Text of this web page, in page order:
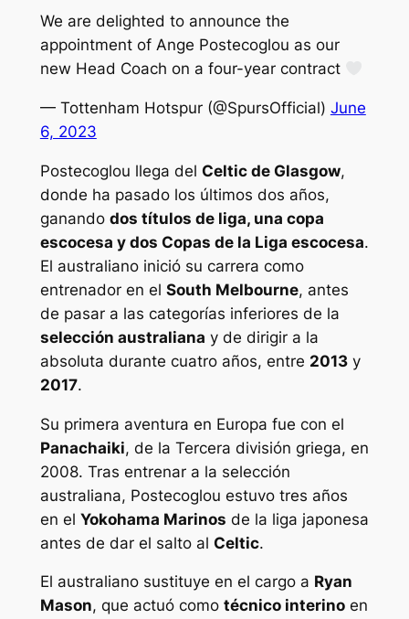
We are delighted to announce the
appointment of Ange Postecoglou as our
new Head Coach on a four-year contract
— Tottenham Hotspur (@SpursOfficial) June
6, 2023
Postecoglou llega del Celtic de Glasgow,
donde ha pasado los últimos dos años,
ganando dos títulos de liga, una copa
escocesa y dos Copas de la Liga escocesa.
El australiano inició su carrera como
entrenador en el South Melbourne, antes
de pasar a las categorías inferiores de la
selección australiana y de dirigir a la
absoluta durante cuatro años, entre 2013y
2017.
Su primera aventura en Europa fue con el
Panachaiki, de la Tercera división griega, en
2008. Tras entrenar a la selección
australiana, Postecoglou estuvo tres años
en el Yokohama Marinos de la liga japonesa
antes de dar el salto al Celtic.
El australiano sustituye en el cargo a Ryan
Mason, que actuó como técnico interinoen